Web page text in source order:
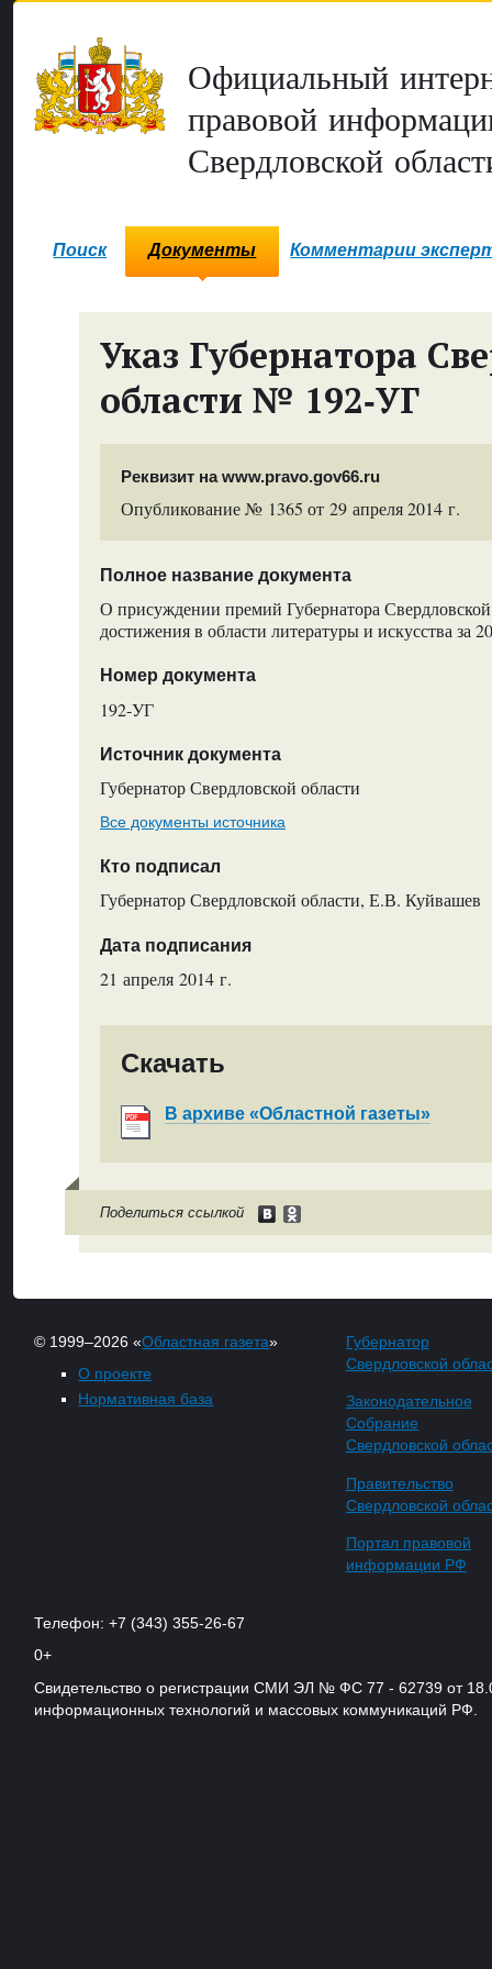
Официальный
правовой
Свердловской
Поиск Документы Комментарии
Указ Губернатора
области № 192‑УГ
Реквизит на www.pravo.gov66.ru
Опубликование № 1365 от 29 апреля 2014 г.
Полное название документа
О присуждении премий Губернатора
достижения в области литературы и искусства за
Номер документа
192‑УГ
Источник документа
Губернатор Свердловской области
Все документы источника
Кто подписал
Губернатор Свердловской области, Е.В. Куйвашев
Дата подписания
21 апреля 2014 г.
Скачать
В архиве «Областной газеты»
Поделиться ссылкой
© 1999–2026 «Областная газета»
О проекте
Нормативная база
Губернатор
Свердловской
Законодательное
Собрание
Свердловской
Правительство
Свердловской
Портал правовой
информации РФ
Телефон: +7 (343) 355-26-67
0+
Свидетельство о регистрации СМИ ЭЛ № ФС 77 - 62739 от
информационных технологий и массовых коммуникаций РФ.